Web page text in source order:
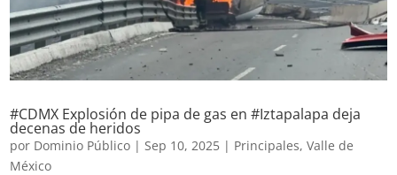
#CDMX Explosión de pipa de gas en #Iztapalapa deja
decenas de heridos
por Dominio Público |Sep 10, 2025 | Principales,Valle de
México